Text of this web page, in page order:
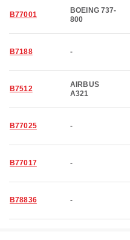
B77001
BOEING 737-
800
B7188 -
B7512
AIRBUS
A321
B77025 -
B77017 -
B78836 -